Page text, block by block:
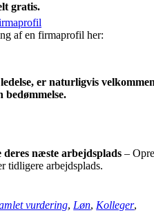
gratis.
af en firmaprofil her:
er naturligvis
bedømmelse.
næste arbejdsplads –
tidligere arbejdsplads.
vurdering, Løn, Kolleger,